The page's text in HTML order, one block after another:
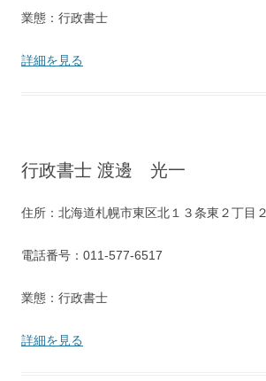
業態：行政書士
詳細を見る
行政書士 渡邊 光一
住所：北海道札幌市東区北１３条東２丁目
電話番号：011-577-6517
業態：行政書士
詳細を見る